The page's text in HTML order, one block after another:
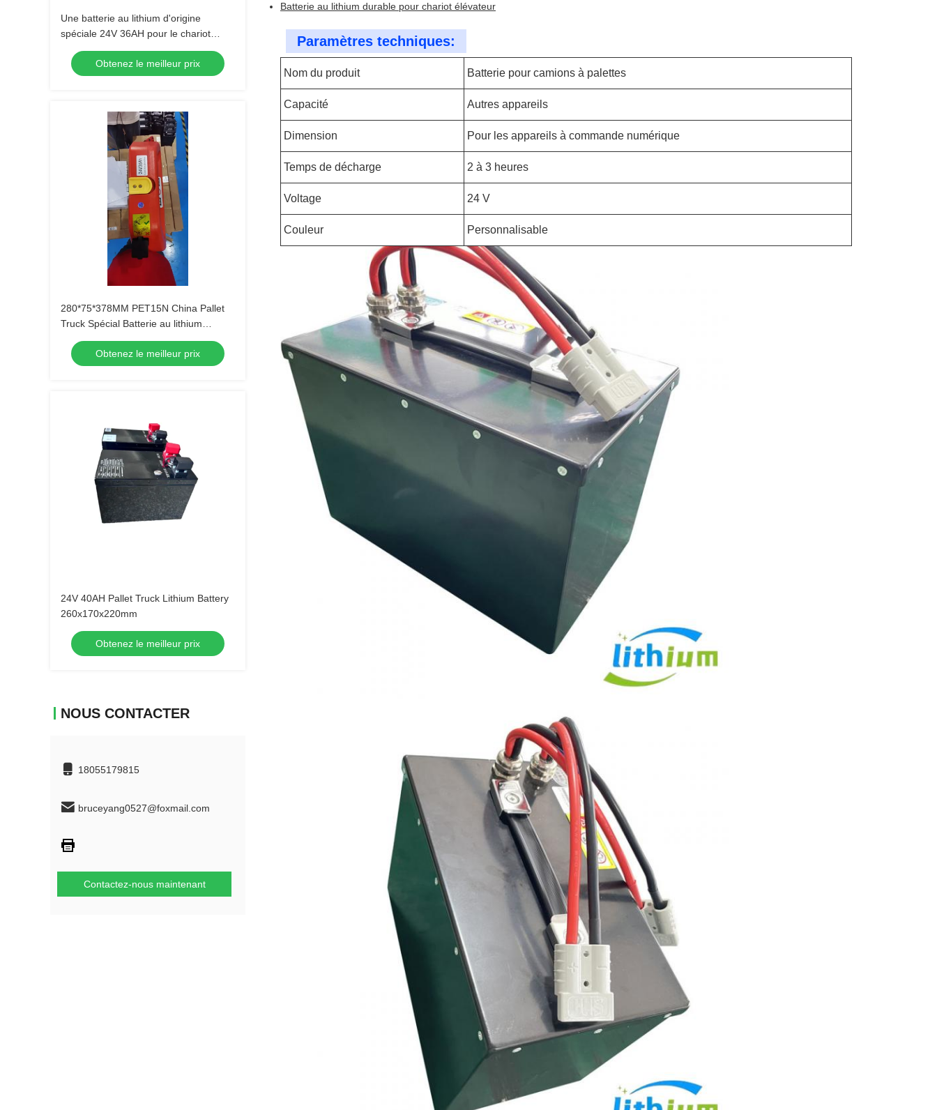
Une batterie au lithium d'origine
spéciale 24V 36AH pour le chariot
élévateur à palettes PET15N
Obtenez le meilleur prix
280*75*378MM PET15N China Pallet
Truck Spécial Batterie au lithium
originale 24V 36AH
Obtenez le meilleur prix
24V 40AH Pallet Truck Lithium Battery
260x170x220mm
Obtenez le meilleur prix
NOUS CONTACTER
18055179815
bruceyang0527@foxmail.com
Contactez-nous maintenant
Batterie au lithium durable pour chariot élévateur
Paramètres techniques:
Nom du produit Batterie pour camions à palettes
Capacité Autres appareils
Dimension Pour les appareils à commande numérique
Temps de décharge 2 à 3 heures
Voltage 24 V
Couleur Personnalisable